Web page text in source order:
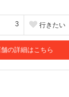
3 行きたい
舗の詳細はこちら